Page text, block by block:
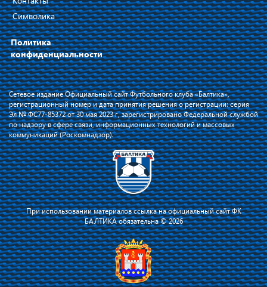
Символика
Политика
конфиденциальности
Сетевое издание Официальный сайт Футбольного клуба «Балтика»,
регистрационный номер и дата принятия решения о регистрации: серия
Эл № ФС77-85372 от 30 мая 2023 г, зарегистрировано Федеральной службой
по надзору в сфере связи, информационных технологий и массовых
коммуникаций (Роскомнадзор).
При использовании материалов ссылка на официальный сайт ФК
БАЛТИКА обязательна © 2026